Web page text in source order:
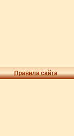
Правила сайта